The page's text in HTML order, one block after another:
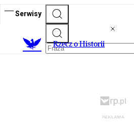
Serwisy
Rzecz o Historii